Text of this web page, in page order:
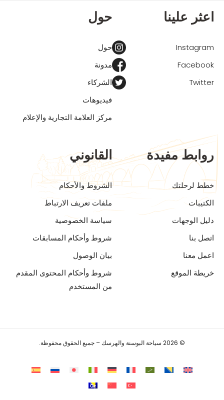
اعثر علينا
Instagram
Facebook
Twitter
حول
حول
مدونة
الشركاء
فيديوهات
مركز العلامة التجارية والإعلام
روابط مفيدة
خطط لرحلتك
الكتيبات
دليل الوجهات
اتصل بنا
اعمل معنا
خريطة الموقع
القانوني
الشروط والأحكام
ملفات تعريف الارتباط
سياسة الخصوصية
شروط وأحكام المسابقات
بيان الوصول
شروط وأحكام المحتوى المقدم
من المستخدم
© 2026 سياحة البوسنة والهرسك – جميع الحقوق محفوظة.